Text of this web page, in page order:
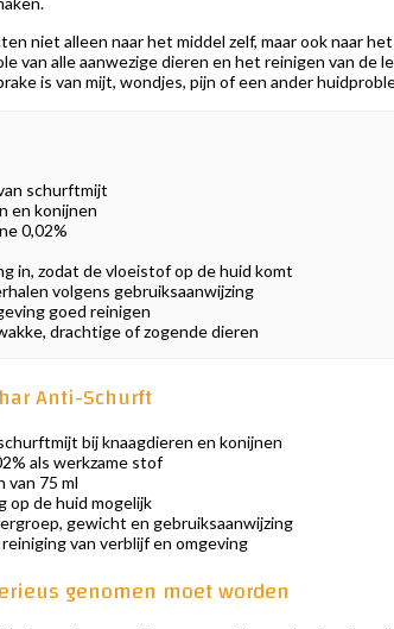
niet alleen naar het middel zelf, maar ook naar
van alle aanwezige dieren en het reinigen van
is van mijt, wondjes, pijn of een ander
schurftmijt
en konijnen
0,02%
in, zodat de vloeistof op de huid komt
volgens gebruiksaanwijzing
goed reinigen
drachtige of zogende dieren
Anti-Schurft
bij knaagdieren en konijnen
als werkzame stof
van 75 ml
op de huid mogelijk
gewicht en gebruiksaanwijzing
van verblijf en omgeving
genomen moet worden